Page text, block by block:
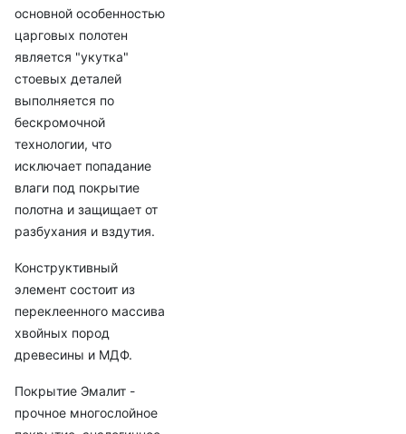
основной особенностью
царговых полотен
является "укутка"
стоевых деталей
выполняется по
бескромочной
технологии, что
исключает попадание
влаги под покрытие
полотна и защищает от
разбухания и вздутия.
Конструктивный
элемент состоит из
переклеенного массива
хвойных пород
древесины и МДФ.
Покрытие Эмалит -
прочное многослойное